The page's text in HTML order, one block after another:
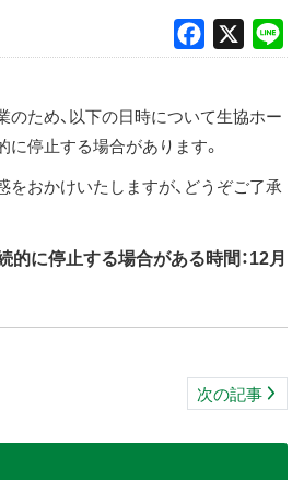
Facebook
ため、以下の日時について生協ホー
停止する場合があります。
をおかけいたしますが、どうぞご了承
的に停止する場合がある時間：12月
次の記事